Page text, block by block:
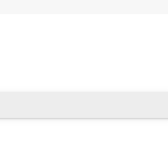
перец
фруктово-пряного напитка,
прилагаются в наборе.